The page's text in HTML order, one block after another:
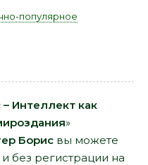
популярное
Интеллект как
»
Борис вы можете
без регистрации на